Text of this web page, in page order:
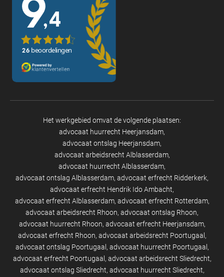
Het werkgebied omvat de volgende plaatsen:
advocaat huurrecht Heerjansdam
advocaat ontslag Heerjansdam
advocaat arbeidsrecht Alblasserdam
advocaat huurrecht Alblasserdam
advocaat ontslag Alblasserdam advocaat erfrecht Ridderkerk
advocaat erfrecht Hendrik Ido Ambacht
advocaat erfrecht Alblasserdam advocaat erfrecht Rotterdam
advocaat arbeidsrecht Rhoon advocaat ontslag Rhoon
advocaat huurrecht Rhoon advocaat erfrecht Heerjansdam
advocaat erfrecht Rhoon advocaat arbeidsrecht Poortugaal
advocaat ontslag Poortugaal
advocaat huurrecht Poortugaal
advocaat erfrecht Poortugaal
advocaat arbeidsrecht Sliedrecht
advocaat ontslag Sliedrecht advocaat huurrecht Sliedrecht